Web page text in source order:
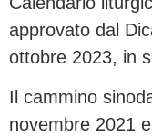
approvato dal
ottobre 2023, in
Il cammino
novembre 2021